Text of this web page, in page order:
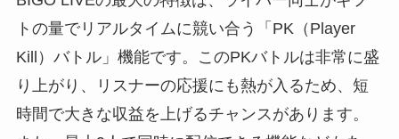
トの量でリアルタイムに競い合う「PK（Player
Kill）バトル」機能です。このPKバトルは非常に盛
り上がり、リスナーの応援にも熱が入るため、短
時間で大きな収益を上げるチャンスがあります。